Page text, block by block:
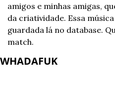
amigos e minhas amigas,
da criatividade. Essa
guardada lá no database.
match.
WHADAFUK